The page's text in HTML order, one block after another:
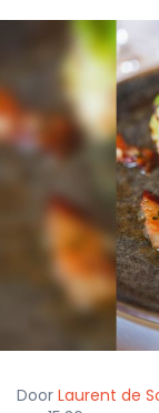
Door Laurent de